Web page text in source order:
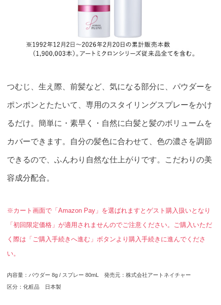
つむじ、生え際、前髪など、気になる部分に、パウダーを
ポンポンとたたいて、専用のスタイリングスプレーをかけ
るだけ。簡単に・素早く・自然に白髪と髪のボリュームを
カバーできます。自分の髪色に合わせて、色の濃さを調節
できるので、ふんわり自然な仕上がりです。こだわりの美
容成分配合。
※カート画面で「Amazon Pay」を選ばれますとゲスト購入扱いとなり
「初回限定価格」が適用されませんのでご注意ください。ご購入いただ
く際は「ご購入手続きへ進む」ボタンより購入手続きに進んでくださ
い。
内容量：パウダー 8g / スプレー 80mL 発売元：株式会社アートネイチャー
区分：化粧品 日本製